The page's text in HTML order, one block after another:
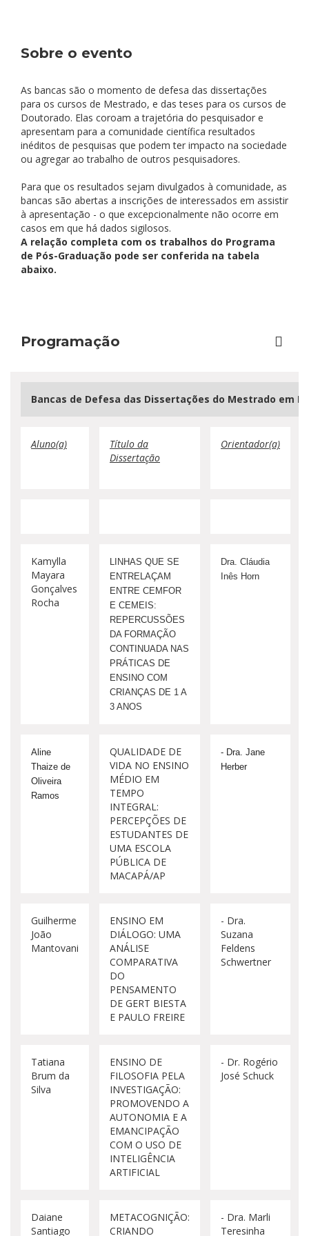
Sobre o evento
As bancas são o momento de defesa das dissertações
para os cursos de Mestrado, e das teses para os cursos de
Doutorado. Elas coroam a trajetória do pesquisador e
apresentam para a comunidade científica resultados
inéditos de pesquisas que podem ter impacto na sociedade
ou agregar ao trabalho de outros pesquisadores.
Para que os resultados sejam divulgados à comunidade, as
bancas são abertas a inscrições de interessados em assistir
à apresentação - o que excepcionalmente não ocorre em
casos em que há dados sigilosos.
A relação completa com os trabalhos do Programa
de Pós-Graduação pode ser conferida na tabela
abaixo.
Programação
Bancas de Defesa das Dissertações do Mestrado em
Aluno(a)
Título da
Dissertação
Orientador(a)
Kamylla
Mayara
Gonçalves
Rocha
LINHAS QUE SE
ENTRELAÇAM
ENTRE CEMFOR
E CEMEIS:
REPERCUSSÕES
DA FORMAÇÃO
CONTINUADA NAS
PRÁTICAS DE
ENSINO COM
CRIANÇAS DE 1 A
3 ANOS
Dra. Cláudia
Inês Horn
Aline
Thaize de
Oliveira
Ramos
QUALIDADE DE
VIDA NO ENSINO
MÉDIO EM
TEMPO
INTEGRAL:
PERCEPÇÕES DE
ESTUDANTES DE
UMA ESCOLA
PÚBLICA DE
MACAPÁ/AP
- Dra. Jane
Herber
Guilherme
João
Mantovani
ENSINO EM
DIÁLOGO: UMA
ANÁLISE
COMPARATIVA
DO
PENSAMENTO
DE GERT BIESTA
E PAULO FREIRE
- Dra.
Suzana
Feldens
Schwertner
Tatiana
Brum da
Silva
ENSINO DE
FILOSOFIA PELA
INVESTIGAÇÃO:
PROMOVENDO A
AUTONOMIA E A
EMANCIPAÇÃO
COM O USO DE
INTELIGÊNCIA
ARTIFICIAL
- Dr. Rogério
José Schuck
Daiane
Santiago
METACOGNIÇÃO:
CRIANDO
- Dra. Marli
Teresinha